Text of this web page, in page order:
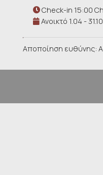
Check-in 15:00
Ανοικτό 1.04 - 31.10
Αποποίηση ευθύνης: